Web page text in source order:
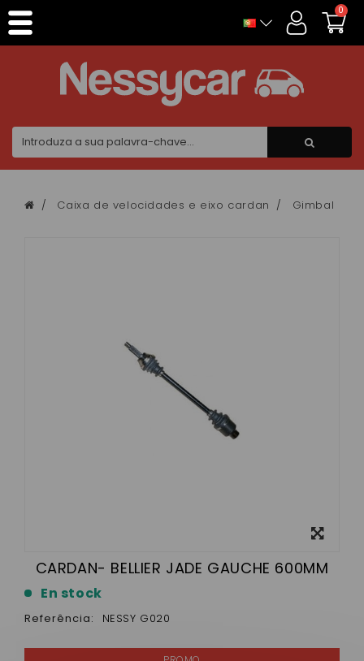
0
Caixa de velocidades e eixo cardan Gimbal
CARDAN- BELLIER JADE GAUCHE 600MM
En stock
Referência: NESSY G020
Painel de Gerenciamento de Cookies